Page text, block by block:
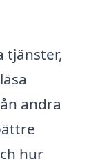
tjänster,
andra
hur